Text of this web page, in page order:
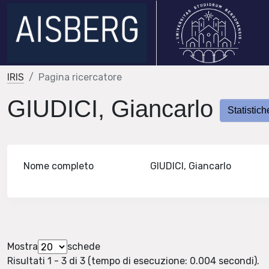
IRIS Pagina ricercatore
GIUDICI, Giancarlo
Nome completo GIUDICI, Giancarlo
Mostra
schede
Risultati 1 - 3 di 3 (tempo di esecuzione: 0.004 secondi).